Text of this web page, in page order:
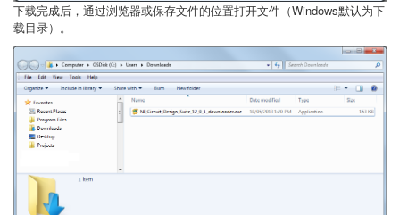
下载完成后，通过浏览器或保存文件的位置打开文件（Windows默认为下
载目录）。